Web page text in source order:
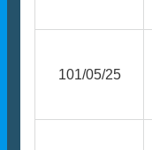
101/05/25